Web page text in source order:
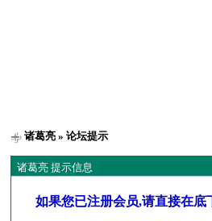
诸葛亮 » 论坛提示
诸葛亮 提示信息
如果您已注册会员,请直接在